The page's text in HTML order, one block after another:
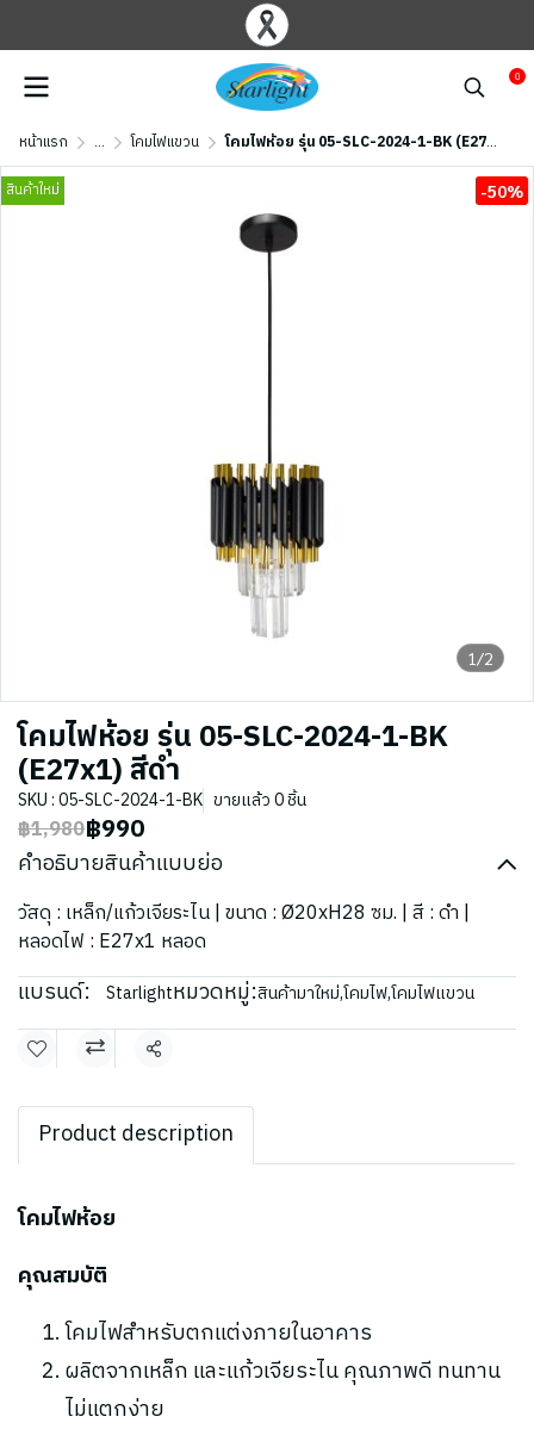
0
หน้าแรก ... โคมไฟแขวน โคมไฟห้อย รุ่น 05-SLC-2024-1-BK (E27x1) สีดำ
1/2
สินค้าใหม่ -50%
โคมไฟห้อย รุ่น 05-SLC-2024-1-BK
(E27x1) สีดำ
SKU : 05-SLC-2024-1-BK ขายแล้ว 0 ชิ้น
฿1,980฿990
คำอธิบายสินค้าแบบย่อ
วัสดุ : เหล็ก/แก้วเจียระไน | ขนาด : Ø20xH28 ซม. | สี : ดำ |
หลอดไฟ : E27x1 หลอด
แบรนด์: Starlightหมวดหมู่:สินค้ามาใหม่,โคมไฟ,โคมไฟแขวน
แชร์
Product description
โคมไฟห้อย
คุณสมบัติ
โคมไฟสำหรับตกแต่งภายในอาคาร
ผลิตจากเหล็ก และแก้วเจียระไน คุณภาพดี ทนทาน
ไม่แตกง่าย